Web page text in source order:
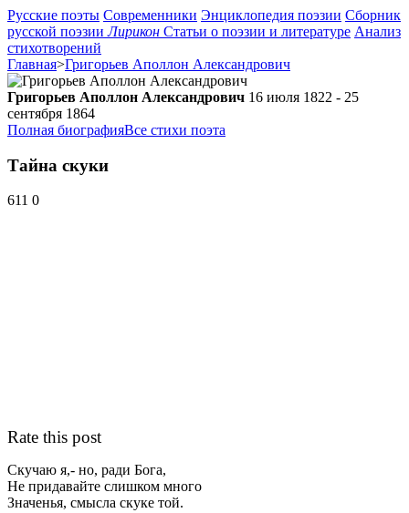
Русские поэты Современники Энциклопедия поэзии Сборник
русской поэзии Лирикон Статьи о поэзии и литературе Анализ
стихотворений
Главная>Григорьев Аполлон Александрович
Григорьев Аполлон Александрович 16 июля 1822 - 25
сентября 1864
Полная биографияВсе стихи поэта
Тайна скуки
611 0
Rate this post
Скучаю я,- но, ради Бога,
Не придавайте слишком много
Значенья, смысла скуке той.